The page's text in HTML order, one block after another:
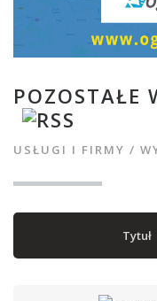
POZOSTAŁE
USŁUGI I FIRMY /
Tytuł